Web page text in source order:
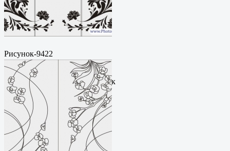
Рисунок-9422
Пескоструйный
рисунокФормат: cdrЦена: 200
руб.Метки: векторный рисунок